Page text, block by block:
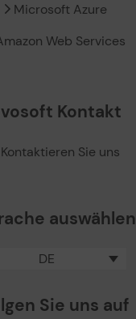
Microsoft Azure
Web Services
Kontakt
Kontaktieren Sie uns
auswählen
DE
Sie uns auf